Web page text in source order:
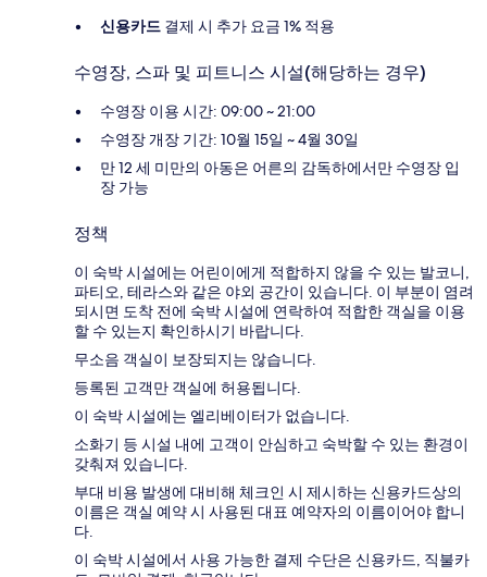
신용카드 결제 시 추가 요금 1% 적용
수영장, 스파 및 피트니스 시설(해당하는 경우)
수영장 이용 시간: 09:00 ~ 21:00
수영장 개장 기간: 10월 15일 ~ 4월 30일
만 12 세 미만의 아동은 어른의 감독하에서만 수영장 입
장 가능
정책
이 숙박 시설에는 어린이에게 적합하지 않을 수 있는 발코니,
파티오, 테라스와 같은 야외 공간이 있습니다. 이 부분이 염려
되시면 도착 전에 숙박 시설에 연락하여 적합한 객실을 이용
할 수 있는지 확인하시기 바랍니다.
무소음 객실이 보장되지는 않습니다.
등록된 고객만 객실에 허용됩니다.
이 숙박 시설에는 엘리베이터가 없습니다.
소화기 등 시설 내에 고객이 안심하고 숙박할 수 있는 환경이
갖춰져 있습니다.
부대 비용 발생에 대비해 체크인 시 제시하는 신용카드상의
이름은 객실 예약 시 사용된 대표 예약자의 이름이어야 합니
다.
이 숙박 시설에서 사용 가능한 결제 수단은 신용카드, 직불카